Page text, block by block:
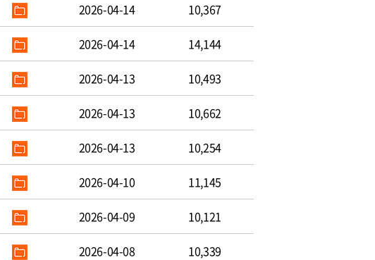
2026-04-14 10,367
2026-04-14 14,144
2026-04-13 10,493
2026-04-13 10,662
2026-04-13 10,254
2026-04-10 11,145
2026-04-09 10,121
2026-04-08 10,339